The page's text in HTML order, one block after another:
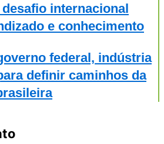
internacional
e conhecimento
federal, indústria
definir caminhos da